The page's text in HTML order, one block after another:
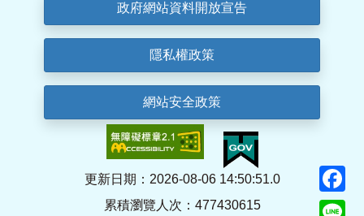
政府網站資料開放宣告
隱私權政策
網站安全政策
更新日期：2026-08-06 14:50:51.0
累積瀏覽人次：477430615